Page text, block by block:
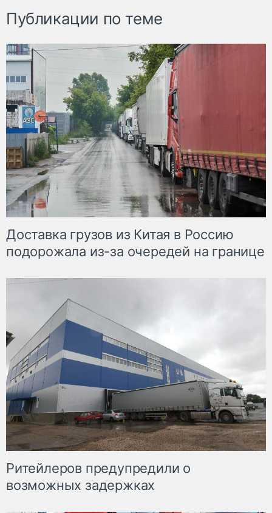
Публикации по теме
Доставка грузов из Китая в Россию
подорожала из-за очередей на границе
Ритейлеров предупредили о
возможных задержках